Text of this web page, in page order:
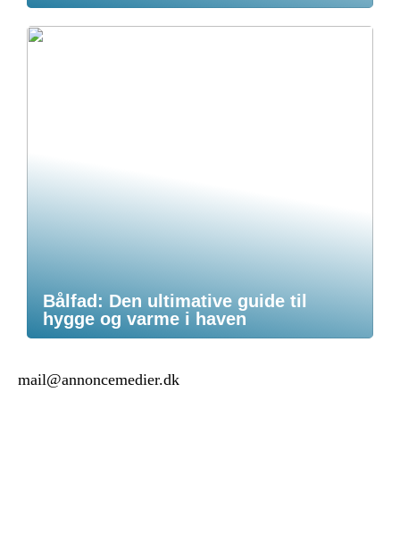
Bålfad: Den ultimative guide til
hygge og varme i haven
mail@annoncemedier.dk